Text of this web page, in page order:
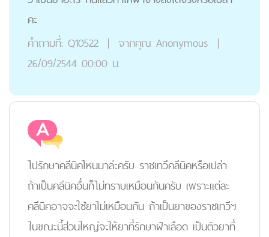
คะ
คำถามที่: Q10522 | จากคุณ Anonymous |
26/09/2544 00:00 น.
ไปรักษาคลีนิคไหนมาล่ะครับ ราชเทวีคลีนิคหรือเปล่า
ถ้าเป็นคลีนิคอื่นก็ไม่ทราบเหมือนกันครับ เพราะแต่ละ
คลีนิคอาจจะใช้ยาไม่เหมือนกัน ถ้าเป็นยาของราชเทวีฯ
ในขณะนี้ส่วนใหญ่จะให้ยาที่รักษาฝ้าเลือด เป็นตัวยาที่